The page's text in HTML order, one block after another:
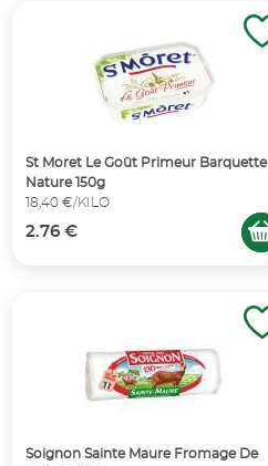
St Moret Le Goût Primeur Barquette
Nature 150g
18,40 €/KILO
2.76 €
Soignon Sainte Maure Fromage De